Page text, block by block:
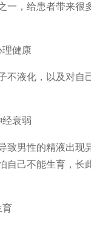
一，给患者带来很
理健康
不液化，以及对自
经衰弱
致男性的精液出现
自己不能生育，长
育